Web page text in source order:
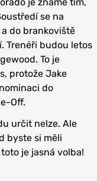
se na
do brankoviště
Trenéři budou letos
To je
protože Jake
do
Off.
určit nelze. Ale
byste si měli
je jasná volba!